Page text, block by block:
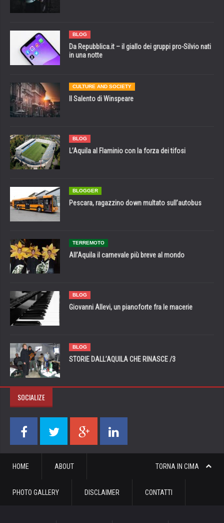
BLOG
Da Repubblica.it – il giallo dei gruppi pro-Silvio nati
in una notte
CULTURE AND SOCIETY
Il Salento di Winspeare
BLOG
L’Aquila al Flaminio con la forza dei tifosi
BLOGGER
Pescara, ragazzino down multato sull’autobus
TERREMOTO
All’Aquila il carnevale più breve al mondo
BLOG
Giovanni Allevi, un pianoforte fra le macerie
BLOG
STORIE DALL’AQUILA CHE RINASCE /3
SOCIALIZE
TORNA IN CIMA
HOME ABOUT
PHOTO GALLERY DISCLAIMER CONTATTI